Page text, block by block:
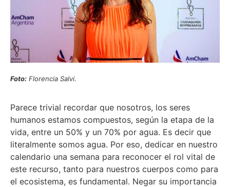
Foto: Florencia Salvi.
Parece trivial recordar que nosotros, los seres
humanos estamos compuestos, según la etapa de la
vida, entre un 50% y un 70% por agua. Es decir que
literalmente somos agua. Por eso, dedicar en nuestro
calendario una semana para reconocer el rol vital de
este recurso, tanto para nuestros cuerpos como para
el ecosistema, es fundamental. Negar su importancia